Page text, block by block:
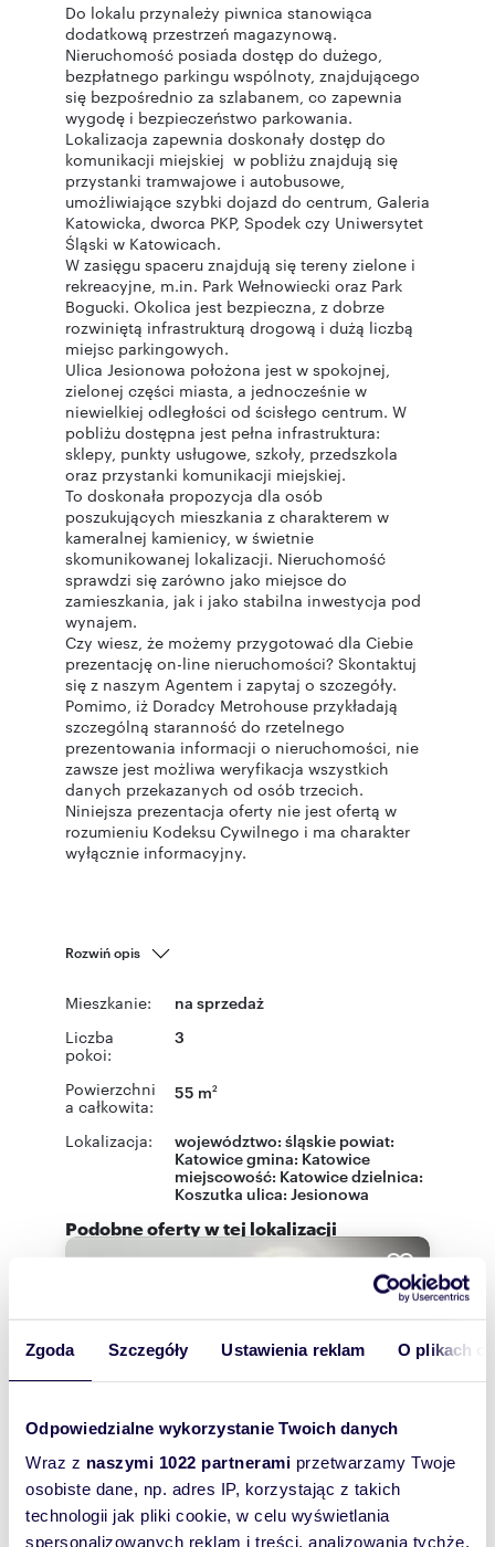
Zgoda Szczegóły Ustawienia reklam O plikach
Odpowiedzialne wykorzystanie Twoich danych
Wraz z naszymi 1022 partnerami przetwarzamy Twoje
osobiste dane, np. adres IP, korzystając z takich
technologii jak pliki cookie, w celu wyświetlania
spersonalizowanych reklam i treści, analizowania tychże,
Do lokalu przynależy piwnica stanowiąca
dodatkową przestrzeń magazynową.
Nieruchomość posiada dostęp do dużego,
bezpłatnego parkingu wspólnoty, znajdującego
się bezpośrednio za szlabanem, co zapewnia
wygodę i bezpieczeństwo parkowania.
Lokalizacja zapewnia doskonały dostęp do
komunikacji miejskiej w pobliżu znajdują się
przystanki tramwajowe i autobusowe,
umożliwiające szybki dojazd do centrum, Galeria
Katowicka, dworca PKP, Spodek czy Uniwersytet
Śląski w Katowicach.
W zasięgu spaceru znajdują się tereny zielone i
rekreacyjne, m.in. Park Wełnowiecki oraz Park
Bogucki. Okolica jest bezpieczna, z dobrze
rozwiniętą infrastrukturą drogową i dużą liczbą
miejsc parkingowych.
Ulica Jesionowa położona jest w spokojnej,
zielonej części miasta, a jednocześnie w
niewielkiej odległości od ścisłego centrum. W
pobliżu dostępna jest pełna infrastruktura:
sklepy, punkty usługowe, szkoły, przedszkola
oraz przystanki komunikacji miejskiej.
To doskonała propozycja dla osób
poszukujących mieszkania z charakterem w
kameralnej kamienicy, w świetnie
skomunikowanej lokalizacji. Nieruchomość
sprawdzi się zarówno jako miejsce do
zamieszkania, jak i jako stabilna inwestycja pod
wynajem.
Czy wiesz, że możemy przygotować dla Ciebie
prezentację on-line nieruchomości? Skontaktuj
się z naszym Agentem i zapytaj o szczegóły.
Pomimo, iż Doradcy Metrohouse przykładają
szczególną staranność do rzetelnego
prezentowania informacji o nieruchomości, nie
zawsze jest możliwa weryfikacja wszystkich
danych przekazanych od osób trzecich.
Niniejsza prezentacja oferty nie jest ofertą w
rozumieniu Kodeksu Cywilnego i ma charakter
wyłącznie informacyjny.
Rozwiń opis
Mieszkanie: na sprzedaż
Liczba
pokoi:
3
Powierzchni
a całkowita:
55 m2
Lokalizacja: województwo: śląskie powiat:
Katowicegmina: Katowice
miejscowość: Katowicedzielnica:
Koszutka ulica: Jesionowa
Podobne oferty w tej lokalizacji